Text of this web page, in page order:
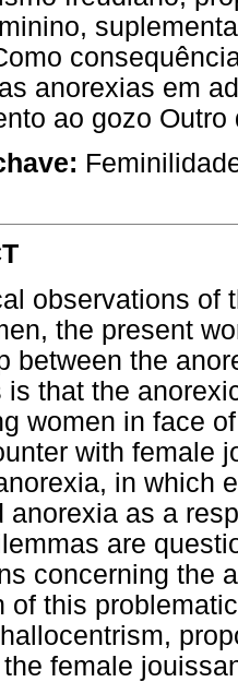
anorexias em
ao gozo
observations of
the present
between the
is that the
women in face
with female
in which
anorexia as a
are
concerning the
of this
female